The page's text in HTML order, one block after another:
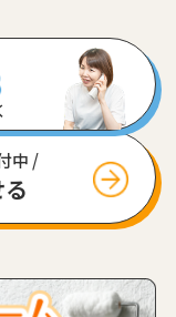
中 /